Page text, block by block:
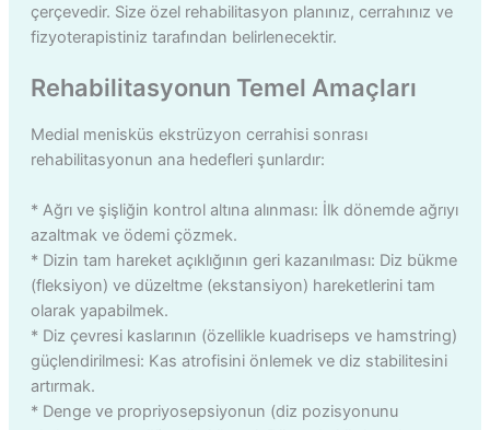
çerçevedir. Size özel rehabilitasyon planınız, cerrahınız ve
fizyoterapistiniz tarafından belirlenecektir.
Rehabilitasyonun Temel Amaçları
Medial menisküs ekstrüzyon cerrahisi sonrası
rehabilitasyonun ana hedefleri şunlardır:
* Ağrı ve şişliğin kontrol altına alınması: İlk dönemde ağrıyı
azaltmak ve ödemi çözmek.
* Dizin tam hareket açıklığının geri kazanılması: Diz bükme
(fleksiyon) ve düzeltme (ekstansiyon) hareketlerini tam
olarak yapabilmek.
* Diz çevresi kaslarının (özellikle kuadriseps ve hamstring)
güçlendirilmesi: Kas atrofisini önlemek ve diz stabilitesini
artırmak.
* Denge ve propriyosepsiyonun (diz pozisyonunu